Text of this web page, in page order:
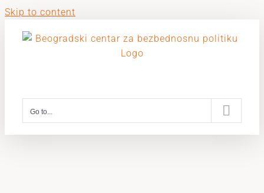
Skip to content
Go to...